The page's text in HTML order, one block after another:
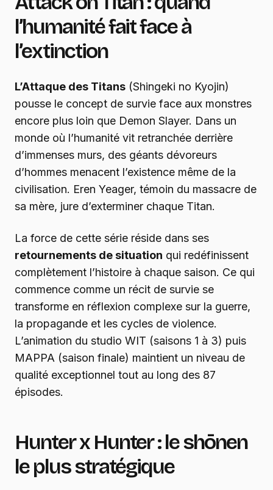
l’humanité fait face à
l’extinction
L’Attaque des Titans (Shingeki no Kyojin)
pousse le concept de survie face aux monstres
encore plus loin que Demon Slayer. Dans un
monde où l’humanité vit retranchée derrière
d’immenses murs, des géants dévoreurs
d’hommes menacent l’existence même de la
civilisation. Eren Yeager, témoin du massacre de
sa mère, jure d’exterminer chaque Titan.
La force de cette série réside dans ses
retournements de situation qui redéfinissent
complètement l’histoire à chaque saison. Ce qui
commence comme un récit de survie se
transforme en réflexion complexe sur la guerre,
la propagande et les cycles de violence.
L’animation du studio WIT (saisons 1 à 3) puis
MAPPA (saison finale) maintient un niveau de
qualité exceptionnel tout au long des 87
épisodes.
Hunter x Hunter : le shōnen
le plus stratégique